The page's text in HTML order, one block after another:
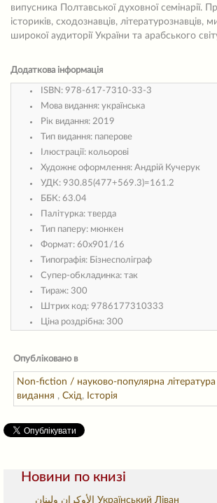
випусника Полтавської духовної семінарії.
істориків, сходознавців, літературознавців,
широкої аудиторії України та арабського
Додаткова інформація
ISBN: 978-617-7310-33-3
Мова видання: українська
Рік видання: 2019
Тип видання: паперове
Ілюстрації: кольорові
Художнє оформлення: Андрій Кучерук
УДК: 930.85(477+569.3)=161.2
ББК: 63.04
Палітурка: тверда
Тип паперу: мюнкен
Формат: 60х901/16
Типографія: Бізнесполіграф
Супер-обкладинка: так
Тираж: 300
Штрих код: 9786177310333
Ціна роздрібна: 300
Опубліковано в
Non-fiction / науково-популярна література
видання , Схід, Історія
Новини по книзі
الأوكران ولبنان Український Ліван